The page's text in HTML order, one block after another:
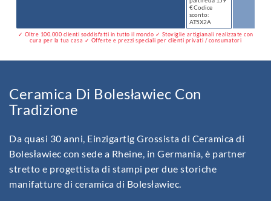
€ Codice
sconto:
AT5X2A
✓ Oltre 100.000 clienti soddisfatti in tutto il mondo ✓ Stoviglie artigianali realizzate con
cura per la tua casa ✓ Offerte e prezzi speciali per clienti privati / consumatori
Ceramica Di Bolesławiec Con
Tradizione
Da quasi 30 anni, Einzigartig Grossista di Ceramica di
Bolesławiec con sede a Rheine, in Germania, è partner
stretto e progettista di stampi per due storiche
manifatture di ceramica di Bolesławiec.